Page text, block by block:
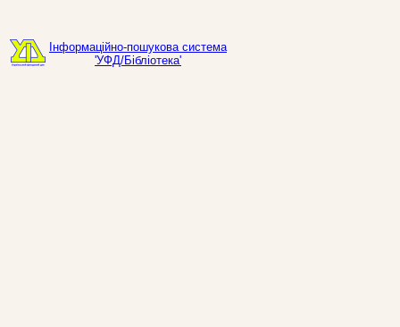
Інформаційно-пошукова система
'УФД/Бібліотека'